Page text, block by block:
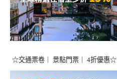
☆交通票卷｜ 景點門票｜ 4折優惠☆